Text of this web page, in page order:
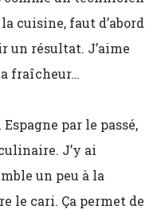
cuisine, faut d’abord
un résultat. J’aime
fraîcheur…
par le passé,
J’y ai
un peu à la
le cari. Ça permet de